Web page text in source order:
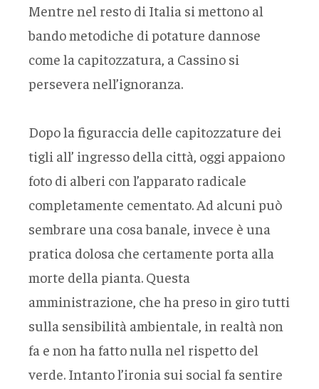
Mentre nel resto di Italia si mettono al
bando metodiche di potature dannose
come la capitozzatura, a Cassino si
persevera nell’ignoranza.
Dopo la figuraccia delle capitozzature dei
tigli all’ ingresso della città, oggi appaiono
foto di alberi con l’apparato radicale
completamente cementato. Ad alcuni può
sembrare una cosa banale, invece è una
pratica dolosa che certamente porta alla
morte della pianta. Questa
amministrazione, che ha preso in giro tutti
sulla sensibilità ambientale, in realtà non
fa e non ha fatto nulla nel rispetto del
verde. Intanto l’ironia sui social fa sentire